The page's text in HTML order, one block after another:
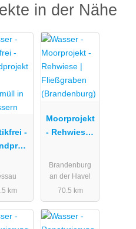
in der Nähe
-
in km
Moorprojekt
- Rehwiese |
g)
Brandenburg
an der Havel
70.5 km